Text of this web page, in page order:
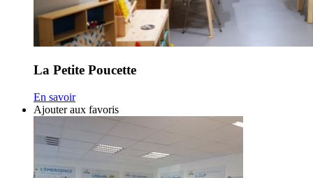
La Petite Poucette
En savoir
Ajouter aux favoris